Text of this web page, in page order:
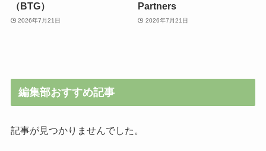
（BTG）
2026年7月21日
Partners
2026年7月21日
編集部おすすめ記事
記事が見つかりませんでした。